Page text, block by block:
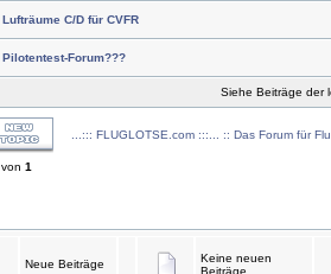
Lufträume C/D für CVFR
Pilotentest-Forum???
Siehe Beiträge der
...::: FLUGLOTSE.com :::... :: Das Forum für
von 1
Neue Beiträge
Keine neuen
Beiträge